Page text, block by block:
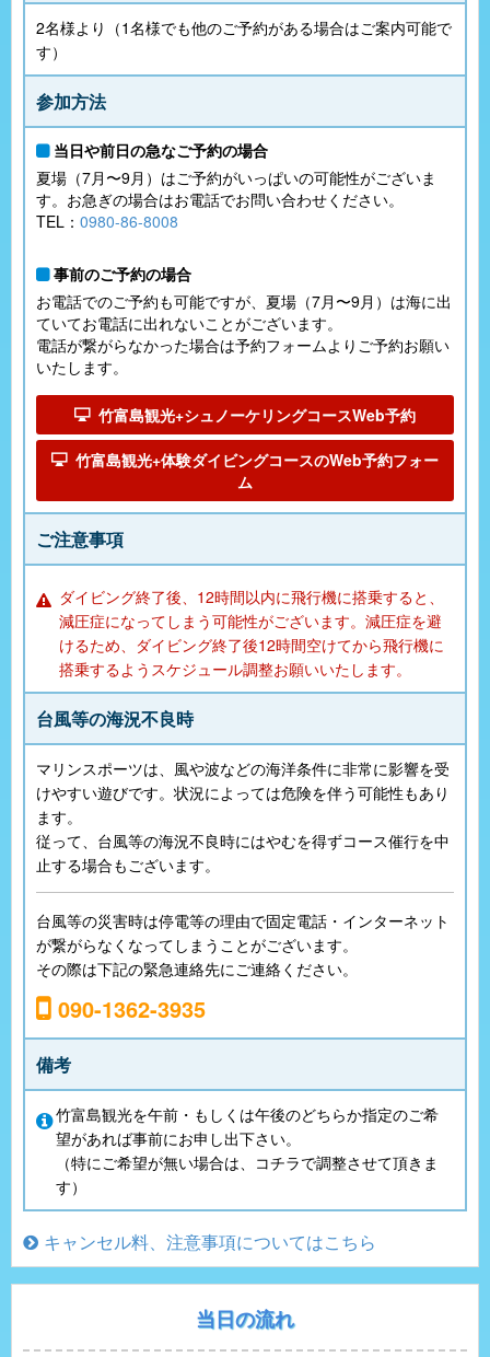
2名様より（1名様でも他のご予約がある場合はご案内可能で
す）
参加方法
当日や前日の急なご予約の場合
夏場（7月〜9月）はご予約がいっぱいの可能性がございま
す。お急ぎの場合はお電話でお問い合わせください。
TEL： 0980-86-8008
事前のご予約の場合
お電話でのご予約も可能ですが、夏場（7月〜9月）は海に出
ていてお電話に出れないことがございます。
電話が繋がらなかった場合は予約フォームよりご予約お願い
いたします。
竹富島観光+シュノーケリングコースWeb予約
竹富島観光+体験ダイビングコースのWeb予約フォー
ム
ご注意事項
ダイビング終了後、12時間以内に飛行機に搭乗すると、
減圧症になってしまう可能性がございます。減圧症を避
けるため、ダイビング終了後12時間空けてから飛行機に
搭乗するようスケジュール調整お願いいたします。
台風等の海況不良時
マリンスポーツは、風や波などの海洋条件に非常に影響を受
けやすい遊びです。状況によっては危険を伴う可能性もあり
ます。
従って、台風等の海況不良時にはやむを得ずコース催行を中
止する場合もございます。
台風等の災害時は停電等の理由で固定電話・インターネット
が繋がらなくなってしまうことがございます。
その際は下記の緊急連絡先にご連絡ください。
090-1362-3935
備考
竹富島観光を午前・もしくは午後のどちらか指定のご希
望があれば事前にお申し出下さい。
（特にご希望が無い場合は、コチラで調整させて頂きま
す）
キャンセル料、注意事項についてはこちら
当日の流れ